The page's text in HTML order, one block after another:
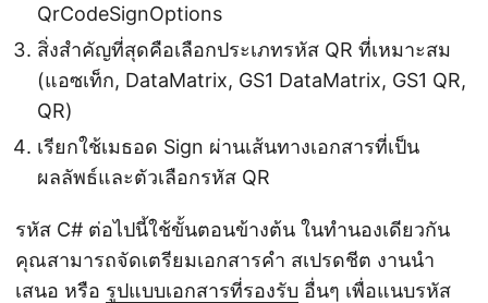
QrCodeSignOptions
สิ่งสำคัญที่สุดคือเลือกประเภทรหัส QR ที่เหมาะสม
(แอซเท็ก, DataMatrix, GS1 DataMatrix, GS1 QR,
QR)
เรียกใช้เมธอด Sign ผ่านเส้นทางเอกสารที่เป็น
ผลลัพธ์และตัวเลือกรหัส QR
รหัส C# ต่อไปนี้ใช้ขั้นตอนข้างต้น ในทำนองเดียวกัน
คุณสามารถจัดเตรียมเอกสารคำ สเปรดชีต งานนำ
เสนอ หรือ รูปแบบเอกสารที่รองรับ อื่นๆ เพื่อแนบรหัส